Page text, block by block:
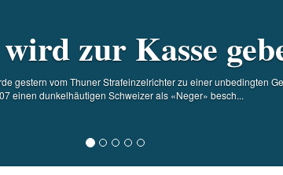
zur Kasse
gestern vom Thuner Strafeinzelrichter zu einer unbedingten
einen dunkelhäutigen Schweizer als «Neger» besch...